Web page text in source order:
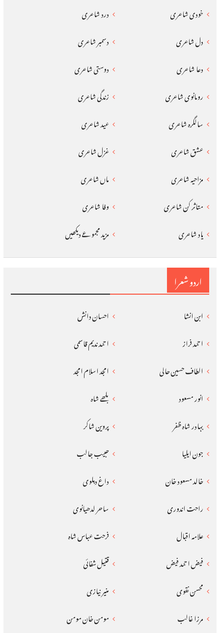
اردو شعرا
ابن انشا
احسان دانش
احمد فراز
احمد ندیم قاسمی
الطاف حسین حالی
امجد اسلام امجد
انور مسعود
بلھے شاہ
بہادر شاہ ظفر
پروین شاکر
جون ایلیا
حبیب جالب
خالد مسعود خان
داغ دہلوی
راحت اندوری
ساحر لدھیانوی
علامہ اقبال
فرحت عباس شاہ
فیض احمد فیض
قتیل شفائی
محسن نقوی
منیر نیازی
مرزا غالب
مومن خان مومن
خودی شاعری
درد شاعری
دل شاعری
دسمبر شاعری
دعا شاعری
دوستی شاعری
رومانوی شاعری
زندگی شاعری
سالگرہ شاعری
عید شاعری
عشق شاعری
غزل شاعری
مزاحیہ شاعری
ماں شاعری
متاثر کن شاعری
وفا شاعری
یاد شاعری
مزید مجموعے دیکھیں